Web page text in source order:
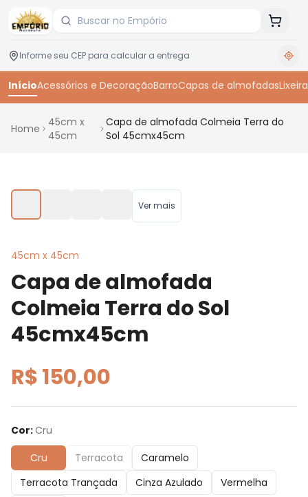
InícioAcessórios e DecoraçãoBarroCapas de almofadasLixeira
Home
45cm x
45cm
Capa de almofada Colmeia Terra do
Sol 45cmx45cm
Ver mais
45cm x 45cm
Capa de almofada
Colmeia Terra do Sol
45cmx45cm
R$ 150,00
Cor:Cru
Cru
Terracota
Caramelo
Terracota Trançada
Cinza Azulado
Vermelha